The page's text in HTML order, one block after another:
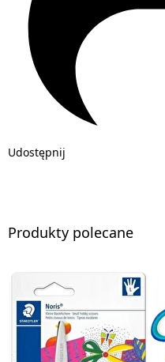
Udostępnij
Produkty polecane